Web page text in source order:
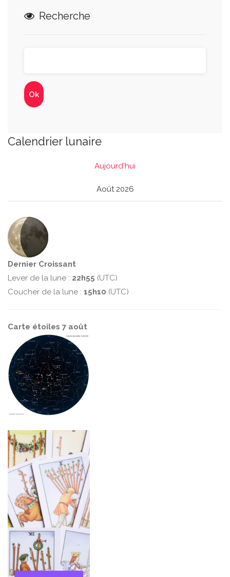
Recherche
Calendrier lunaire
Aujourd'hui
Août 2026
Dernier Croissant
Lever de la lune : 22h55 (UTC)
Coucher de la lune : 15h10 (UTC)
Carte étoiles 7 août